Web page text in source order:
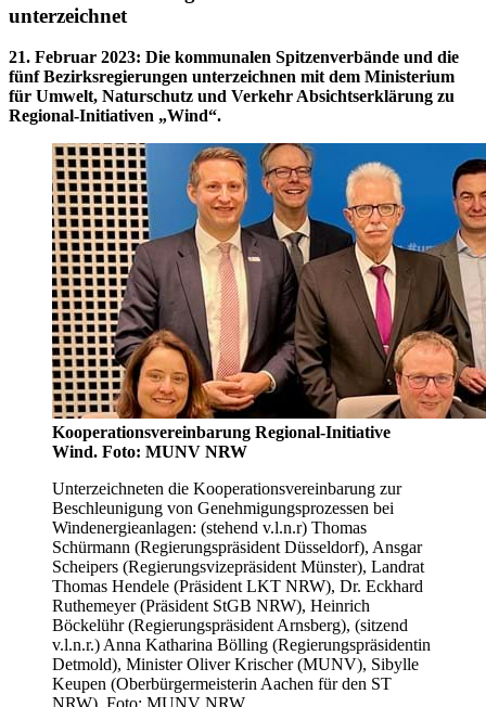
unterzeichnet
21. Februar 2023: Die kommunalen Spitzenverbände und die
fünf Bezirksregierungen unterzeichnen mit dem Ministerium
für Umwelt, Naturschutz und Verkehr Absichtserklärung zu
Regional-Initiativen „Wind“.
Kooperationsvereinbarung Regional-Initiative
Wind. Foto: MUNV NRW
Unterzeichneten die Kooperationsvereinbarung zur
Beschleunigung von Genehmigungsprozessen bei
Windenergieanlagen: (stehend v.l.n.r) Thomas
Schürmann (Regierungspräsident Düsseldorf), Ansgar
Scheipers (Regierungsvizepräsident Münster), Landrat
Thomas Hendele (Präsident LKT NRW), Dr. Eckhard
Ruthemeyer (Präsident StGB NRW), Heinrich
Böckelühr (Regierungspräsident Arnsberg), (sitzend
v.l.n.r.) Anna Katharina Bölling (Regierungspräsidentin
Detmold), Minister Oliver Krischer (MUNV), Sibylle
Keupen (Oberbürgermeisterin Aachen für den ST